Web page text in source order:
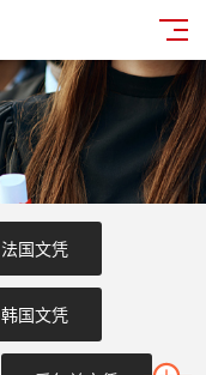
法国文凭
韩国文凭